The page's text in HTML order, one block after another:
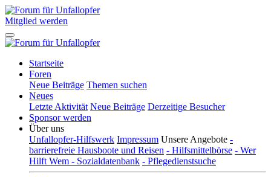
Mitglied werden
Startseite
Foren
Neue Beiträge Themen suchen
Neues
Letzte Aktivität Neue Beiträge Derzeitige Besucher
Sponsor werden
Über uns
Unfallopfer-Hilfswerk Impressum Unsere Angebote -
barrierefreie Hausboote und Reisen - Hilfsmittelbörse - Wer
Hilft Wem - Sozialdatenbank - Pflegedienstsuche